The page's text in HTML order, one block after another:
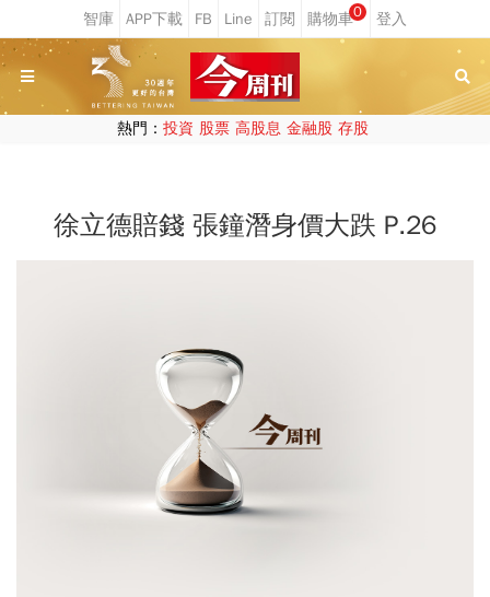
0
熱門： 投資 股票 高股息 金融股 存股
徐立德賠錢 張鐘潛身價大跌 P.26